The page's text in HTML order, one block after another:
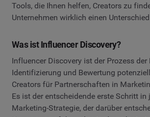
Tools, die Ihnen helfen, Creators zu
Unternehmen wirklich einen
Was ist Influencer Discovery?
Influencer Discovery ist der Prozess der
Identifizierung und Bewertung
Creators für Partnerschaften in
Es ist der entscheidende erste Schritt in
Marketing-Strategie, der darüber